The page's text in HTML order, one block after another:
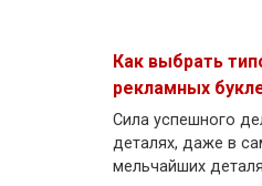
Как выбрать
рекламных
Сила успешного
деталях, даже в
мельчайших